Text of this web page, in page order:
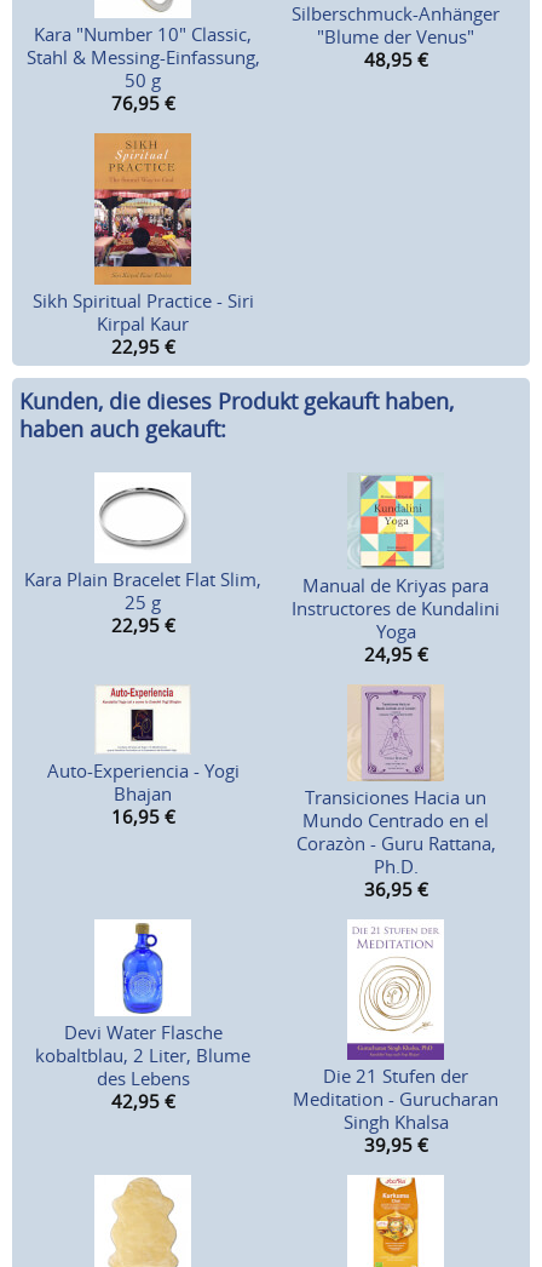
Kara "Number 10" Classic,
Stahl & Messing-Einfassung,
50 g
76,95 €
Silberschmuck-Anhänger
"Blume der Venus"
48,95 €
Sikh Spiritual Practice - Siri
Kirpal Kaur
22,95 €
Kunden, die dieses Produkt gekauft haben,
haben auch gekauft:
Kara Plain Bracelet Flat Slim,
25 g
22,95 €
Manual de Kriyas para
Instructores de Kundalini
Yoga
24,95 €
Auto-Experiencia - Yogi
Bhajan
16,95 €
Transiciones Hacia un
Mundo Centrado en el
Corazòn - Guru Rattana,
Ph.D.
36,95 €
Devi Water Flasche
kobaltblau, 2 Liter, Blume
des Lebens
42,95 €
Die 21 Stufen der
Meditation - Gurucharan
Singh Khalsa
39,95 €